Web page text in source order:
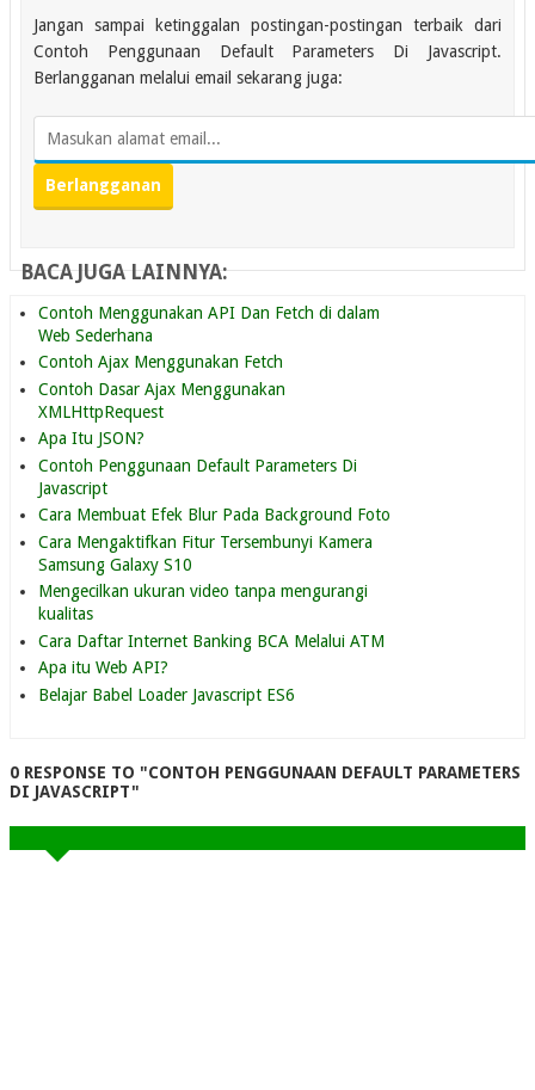
Jangan sampai ketinggalan postingan-postingan terbaik dari
Contoh Penggunaan Default Parameters Di Javascript.
Berlangganan melalui email sekarang juga:
BACA JUGA LAINNYA:
Contoh Menggunakan API Dan Fetch di dalam
Web Sederhana
Contoh Ajax Menggunakan Fetch
Contoh Dasar Ajax Menggunakan
XMLHttpRequest
Apa Itu JSON?
Contoh Penggunaan Default Parameters Di
Javascript
Cara Membuat Efek Blur Pada Background Foto
Cara Mengaktifkan Fitur Tersembunyi Kamera
Samsung Galaxy S10
Mengecilkan ukuran video tanpa mengurangi
kualitas
Cara Daftar Internet Banking BCA Melalui ATM
Apa itu Web API?
Belajar Babel Loader Javascript ES6
0 RESPONSE TO "CONTOH PENGGUNAAN DEFAULT PARAMETERS
DI JAVASCRIPT"